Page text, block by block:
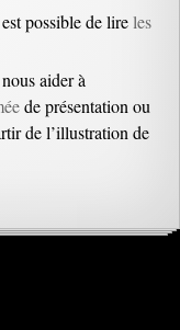
possible de lireles
aider à
de présentation ou
de l’illustration de